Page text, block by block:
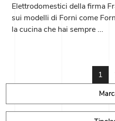
Elettrodomestici della firma
sui modelli di Forni come
la cucina che hai sempre ...
1